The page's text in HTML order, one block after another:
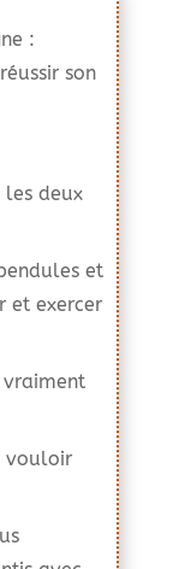
:
son
deux
et
et exercer
vouloir